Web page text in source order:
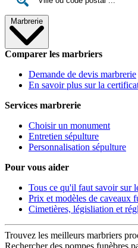
Marbrerie
Comparer les marbriers
Demande de devis marbrerie
En savoir plus sur la
Services marbrerie
Choisir un monument
Entretien sépulture
Personnalisation sépulture
Pour vous aider
Tous ce qu'il faut savoir sur
Prix et modèles de caveaux
Cimetières, législiation et
Trouvez les meilleurs marbriers
Rechercher des pompes funèbres